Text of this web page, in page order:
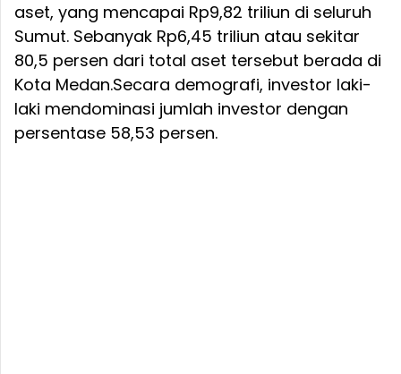
aset, yang mencapai Rp9,82 triliun di seluruh
Sumut. Sebanyak Rp6,45 triliun atau sekitar
80,5 persen dari total aset tersebut berada di
Kota Medan.Secara demografi, investor laki-
laki mendominasi jumlah investor dengan
persentase 58,53 persen.